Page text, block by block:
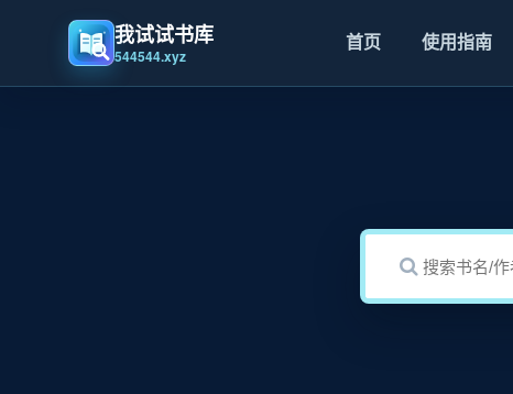
我试试书库
544544.xyz
首页 使用指南